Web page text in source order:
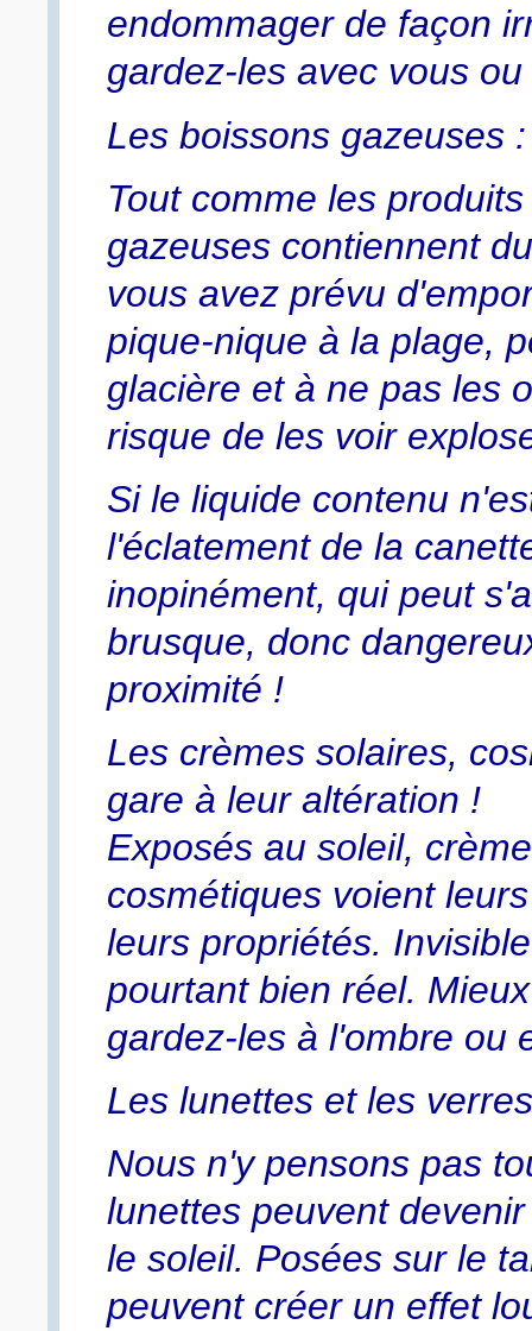
endommager de façon
gardez-les avec vous
Les boissons gazeuses
Tout comme les
gazeuses contiennent
vous avez prévu
pique-nique à la plage,
glacière et à ne pas les
risque de les voir
Si le liquide contenu
l'éclatement de la
inopinément, qui peut
brusque, donc
proximité !
Les crèmes solaires,
gare à leur altération !
Exposés au soleil,
cosmétiques voient
leurs propriétés.
pourtant bien réel.
gardez-les à l'ombre ou
Les lunettes et les
Nous n'y pensons pas
lunettes peuvent
le soleil. Posées sur le
peuvent créer un effet